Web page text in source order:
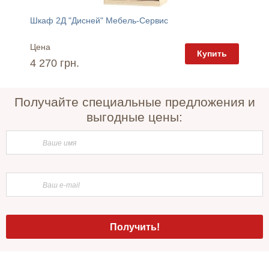
Шкаф 2Д "Дисней" Мебель-Сервис
Цена
4 270 грн.
Купить
Получайте специальные предложения и
выгодные цены: